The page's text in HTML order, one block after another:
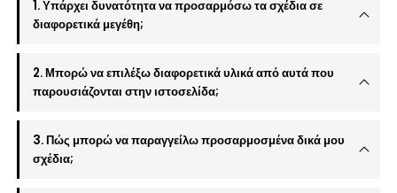
1. Υπάρχει δυνατότητα να προσαρμόσω τα σχέδια σε
διαφορετικά μεγέθη;
2. Μπορώ να επιλέξω διαφορετικά υλικά από αυτά που
παρουσιάζονται στην ιστοσελίδα;
3. Πώς μπορώ να παραγγείλω προσαρμοσμένα δικά μου
σχέδια;